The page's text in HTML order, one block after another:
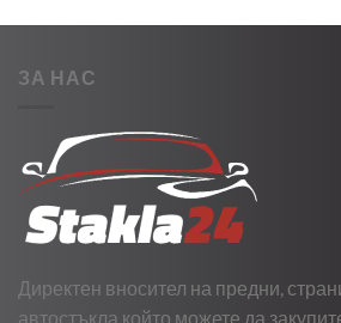
ЗА НАС
Директен вносител на предни,
автостъкла който можете да